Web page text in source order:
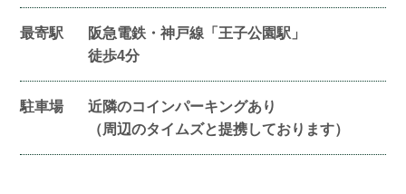
最寄駅
阪急電鉄・神戸線「王子公園駅」
徒歩4分
駐車場
近隣のコインパーキングあり
（周辺のタイムズと提携しております）